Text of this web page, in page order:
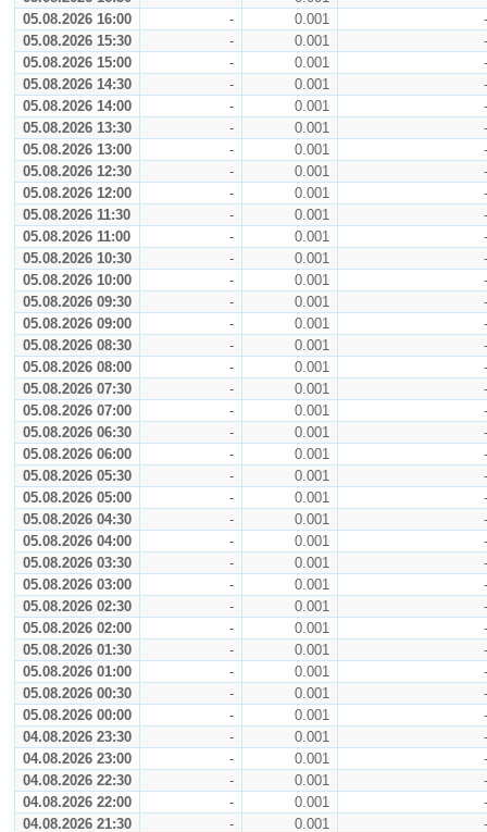
05.08.2026 16:00
- 0.001
-
05.08.2026 15:30
- 0.001
-
05.08.2026 15:00
- 0.001
-
05.08.2026 14:30
- 0.001
-
05.08.2026 14:00
- 0.001
-
05.08.2026 13:30
- 0.001
-
05.08.2026 13:00
- 0.001
-
05.08.2026 12:30
- 0.001
-
05.08.2026 12:00
- 0.001
-
05.08.2026 11:30
- 0.001
-
05.08.2026 11:00
- 0.001
-
05.08.2026 10:30
- 0.001
-
05.08.2026 10:00
- 0.001
-
05.08.2026 09:30
- 0.001
-
05.08.2026 09:00
- 0.001
-
05.08.2026 08:30
- 0.001
-
05.08.2026 08:00
- 0.001
-
05.08.2026 07:30
- 0.001
-
05.08.2026 07:00
- 0.001
-
05.08.2026 06:30
- 0.001
-
05.08.2026 06:00
- 0.001
-
05.08.2026 05:30
- 0.001
-
05.08.2026 05:00
- 0.001
-
05.08.2026 04:30
- 0.001
-
05.08.2026 04:00
- 0.001
-
05.08.2026 03:30
- 0.001
-
05.08.2026 03:00
- 0.001
-
05.08.2026 02:30
- 0.001
-
05.08.2026 02:00
- 0.001
-
05.08.2026 01:30
- 0.001
-
05.08.2026 01:00
- 0.001
-
05.08.2026 00:30
- 0.001
-
05.08.2026 00:00
- 0.001
-
04.08.2026 23:30
- 0.001
-
04.08.2026 23:00
- 0.001
-
04.08.2026 22:30
- 0.001
-
04.08.2026 22:00
- 0.001
-
04.08.2026 21:30
- 0.001
-